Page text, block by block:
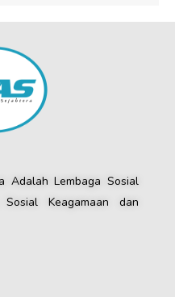
Adalah Lembaga Sosial
Keagamaan dan